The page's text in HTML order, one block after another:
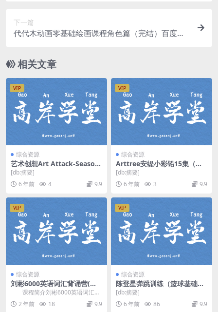
下一篇
代代木动画零基础绘画课程角色篇（完结）百度网
相关文章
VIP
综合资源
艺术创想Art Attack-Season
s18+19(51集avi英文无字幕
全)百度网盘分享
[db:摘要]
6 年前
4 9.9
VIP
综合资源
Arttree安缇小彩铅15集（mp
4视频）百度网盘
[db:摘要]
6 年前
3 9.9
VIP
综合资源
刘彬6000英语词汇背诵营(单
词兵法6000词汇速记班)
课程简介刘彬6000英语词汇速
记，科学英语思维，母语这学习方
法，通过精讲30...
2 年前 18 9.9
VIP
综合资源
陈登星弹跳训练（篮球基础训
练）（超清视频）百度网盘
[db:摘要]
6 年前
86 9.9